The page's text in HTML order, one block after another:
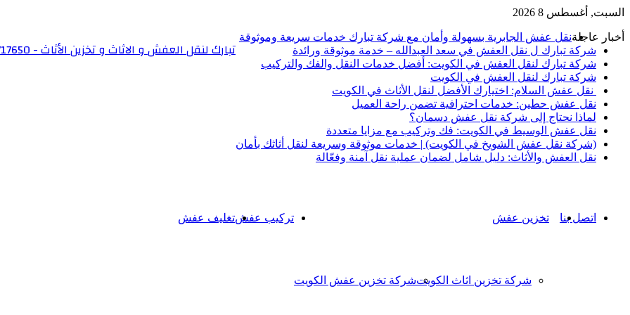
السبت, أغسطس 8 2026
أخبار عاجلةنقل عفش الجابرية بسهولة وأمان مع شركة تبارك خدمات سريعة وموثوقة
شركة تبارك ل نقل العفش في سعد العبدالله – خدمة موثوقة ورائدة
شركة تبارك لنقل العفش في الكويت: أفضل خدمات النقل والفك والتركيب
شركة تبارك لنقل العفش في الكويت
نقل عفش السلام: اختيارك الأفضل لنقل الأثاث في الكويت
نقل عفش حطين: خدمات احترافية تضمن راحة العميل
لماذا نحتاج إلى شركة نقل عفش دسمان؟
نقل عفش الوسيط في الكويت: فك وتركيب مع مزايا متعددة
(شركة نقل عفش الشويخ في الكويت) | خدمات موثوقة وسريعة لنقل أثاثك بأمان
نقل العفش والأثاث: دليل شامل لضمان عملية نقل آمنة وفعّالة
تبارك لنقل العفش و الاثاث و تخزين الأثاث - 6566717650
اتصل بنا تخزين عفش
شركة تخزين اثاث الكويتشركة تخزين عفش الكويت
تركيب عفشتغليف عفش